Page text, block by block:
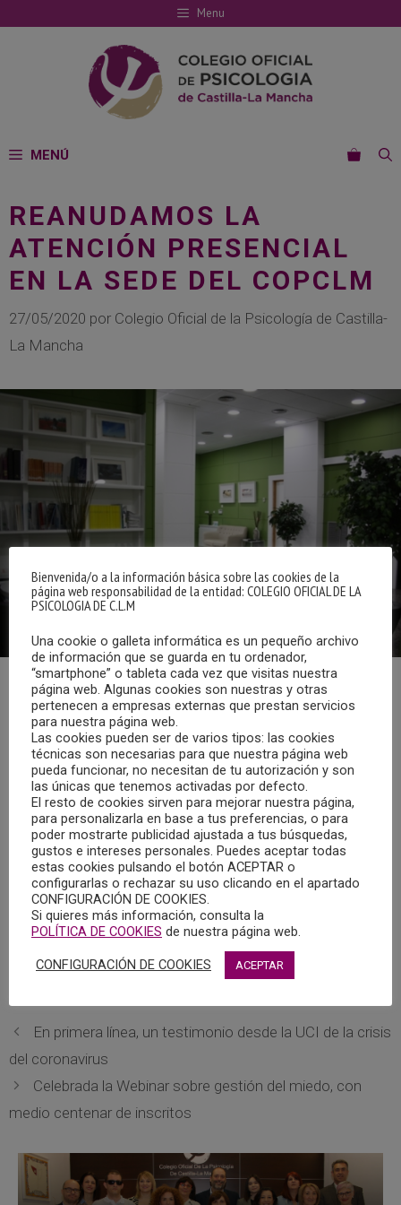
al
Menu
MENÚ
REANUDAMOS LA
ATENCIÓN PRESENCIAL
EN LA SEDE DEL COPCLM
27/05/2020 por Colegio Oficial de la Psicología de Castilla-
La Mancha
Ya hemos reanudado la atención presencial en la sede del
Colegio Oficial de la Psicología de Castilla-La Mancha, C/
Cruz Nº 12 – Bajo, en Albacete.
El horario de atención presencial es, de lunes a viernes, de
10:00 a 13:00 horas, y de lunes a jueves, de 16:00 a 19:30
horas.
Los viernes por la tarde, la sede del colegio permanecerá
cerrada.
uso de la atención presencial en el COPCLM, que lo hagan
En primera línea, un testimonio desde la UCI de la crisis
del coronavirus
Celebrada la Webinar sobre gestión del miedo, con
medio centenar de inscritos
Bienvenida/o a la información básica sobre las cookies de la
página web responsabilidad de la entidad: COLEGIO OFICIAL DE LA
PSICOLOGIA DE C.L.M
Una cookie o galleta informática es un pequeño archivo
de información que se guarda en tu ordenador,
“smartphone” o tableta cada vez que visitas nuestra
página web. Algunas cookies son nuestras y otras
pertenecen a empresas externas que prestan servicios
para nuestra página web.
Las cookies pueden ser de varios tipos: las cookies
técnicas son necesarias para que nuestra página web
pueda funcionar, no necesitan de tu autorización y son
las únicas que tenemos activadas por defecto.
El resto de cookies sirven para mejorar nuestra página,
para personalizarla en base a tus preferencias, o para
poder mostrarte publicidad ajustada a tus búsquedas,
gustos e intereses personales. Puedes aceptar todas
estas cookies pulsando el botón ACEPTAR o
configurarlas o rechazar su uso clicando en el apartado
CONFIGURACIÓN DE COOKIES.
Si quieres más información, consulta la
POLÍTICA DE COOKIES de nuestra página web.
CONFIGURACIÓN DE COOKIES ACEPTAR